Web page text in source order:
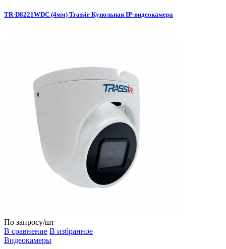
TR-D8221WDC (4мм) Trassir Купольная IP-видеокамера
По запросу/шт
В сравнение В избранное
Видеокамеры